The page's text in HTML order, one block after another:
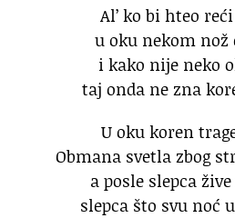
Al’ ko bi hteo
u oku nekom nož
i kako nije neko
taj onda ne zna
U oku koren
Obmana svetla zbog
a posle slepca
slepca što svu noć